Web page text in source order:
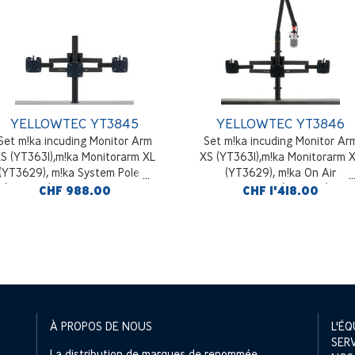
YELLOWTEC YT3845
m!ka incuding Monitor Arm
(YT3631),m!ka Monitorarm XL
m!ka System Pole M
(YT3643), m!ka System Pole
CHF 988.00
YELLOWTEC YT3846
Set m!ka incuding Monitor
XS (YT3631),m!ka Monitorarm
(YT3629), m!ka On Air
Mikrofonarm M (YT3605), m!ka
CHF 1'418.00
À PROPOS DE NOUS